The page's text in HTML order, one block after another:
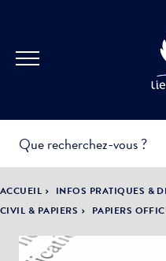
PRATIQUES &
DÉMARCHES
ACCUEIL INFOS PRATIQUES &
CIVIL & PAPIERS
PAPIERS